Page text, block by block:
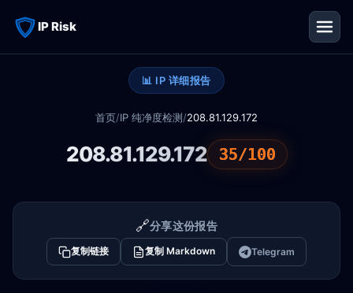
IP Risk
📊 IP 详细报告
首页/IP 纯净度检测/208.81.129.172
208.81.129.172 35/100
🔗分享这份报告
复制链接 复制 Markdown Telegram